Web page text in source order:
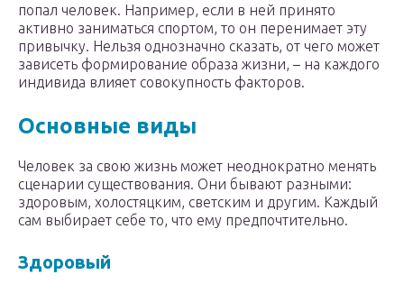
попал человек. Например, если в ней принято
активно заниматься спортом, то он перенимает эту
привычку. Нельзя однозначно сказать, от чего может
зависеть формирование образа жизни, – на каждого
индивида влияет совокупность факторов.
Основные виды
Человек за свою жизнь может неоднократно менять
сценарии существования. Они бывают разными:
здоровым, холостяцким, светским и другим. Каждый
сам выбирает себе то, что ему предпочтительно.
Здоровый